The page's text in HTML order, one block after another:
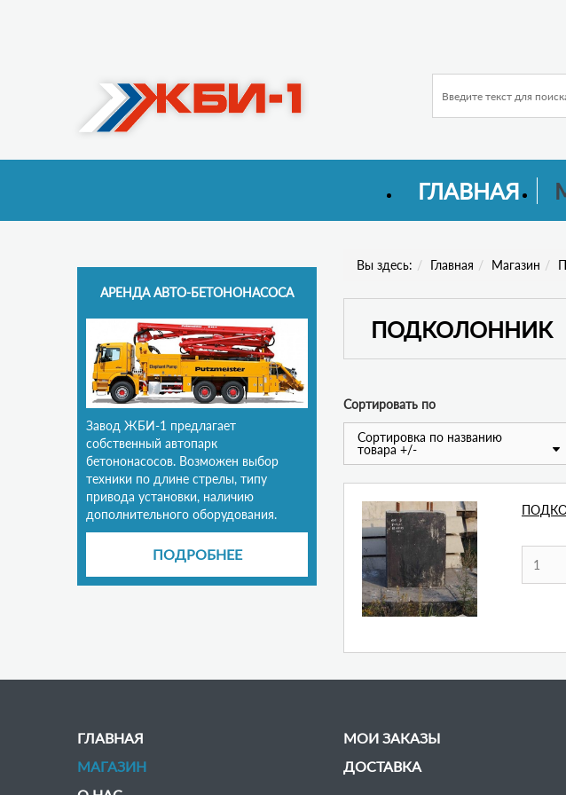
ГЛАВНАЯ
АРЕНДА АВТО-БЕТОНОНАСОСА
Завод ЖБИ-1 предлагает
собственный автопарк
бетононасосов. Возможен выбор
техники по длине стрелы, типу
привода установки, наличию
дополнительного оборудования.
ПОДРОБНЕЕ
Вы здесь: Главная Магазин
ПОДКОЛОННИК
Сортировать по
Сортировка по названию
товара +/-
ГЛАВНАЯ
МАГАЗИН
МОИ ЗАКАЗЫ
ДОСТАВКА